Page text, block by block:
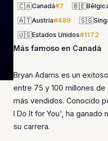
🇨🇦Canadá#7 🇧🇪
🇦🇹Austria#489 🇸🇬
🇺🇸Estados Unidos#1172
Más famoso en Canadá
Bryan Adams es un
entre 75 y 100 millones
más vendidos. Conocido
I Do It for You', ha
su carrera.